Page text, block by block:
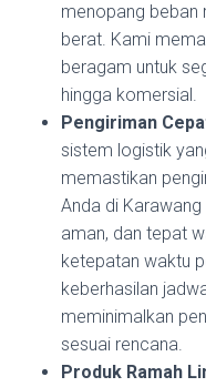
menopang beban
berat. Kami
beragam untuk
hingga komersial.
Pengiriman
sistem logistik
memastikan
Anda di
aman, dan tepat
ketepatan waktu
keberhasilan
meminimalkan
sesuai rencana.
Produk Ramah